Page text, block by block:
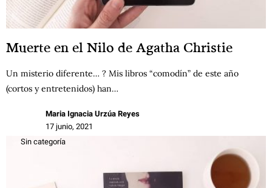
Muerte en el Nilo de Agatha Christie
Un misterio diferente… ? Mis libros “comodín” de este año
(cortos y entretenidos) han…
Maria Ignacia Urzúa Reyes
17 junio, 2021
Sin categoría